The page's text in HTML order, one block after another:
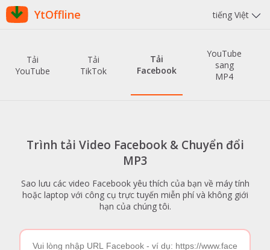
YtOffline tiếng Việt
Tải
YouTube
Tải
TikTok
Tải
Facebook
YouTube
sang
MP4
Trình tải Video Facebook & Chuyển đổi
MP3
Sao lưu các video Facebook yêu thích của bạn về máy tính
hoặc laptop với công cụ trực tuyến miễn phí và không giới
hạn của chúng tôi.